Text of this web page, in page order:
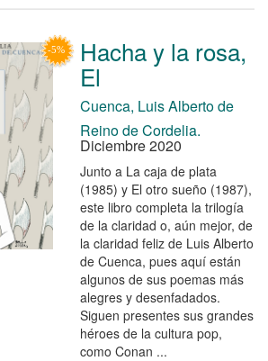
Hacha y la rosa,
El
Cuenca, Luis Alberto de
Reino de Cordelia.
Diciembre 2020
Junto a La caja de plata
(1985) y El otro sueño (1987),
este libro completa la trilogía
de la claridad o, aún mejor, de
la claridad feliz de Luis Alberto
de Cuenca, pues aquí están
algunos de sus poemas más
alegres y desenfadados.
Siguen presentes sus grandes
héroes de la cultura pop,
como Conan ...